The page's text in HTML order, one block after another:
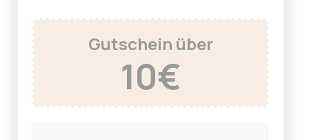
Gutschein über
10€